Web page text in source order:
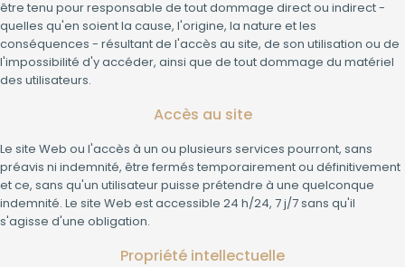
être tenu pour responsable de tout dommage direct ou indirect -
quelles qu'en soient la cause, l'origine, la nature et les
conséquences - résultant de l'accès au site, de son utilisation ou de
l'impossibilité d'y accéder, ainsi que de tout dommage du matériel
des utilisateurs.
Accès au site
Le site Web ou l'accès à un ou plusieurs services pourront, sans
préavis ni indemnité, être fermés temporairement ou définitivement
et ce, sans qu'un utilisateur puisse prétendre à une quelconque
indemnité. Le site Web est accessible 24 h/24, 7 j/7 sans qu'il
s'agisse d'une obligation.
Propriété intellectuelle